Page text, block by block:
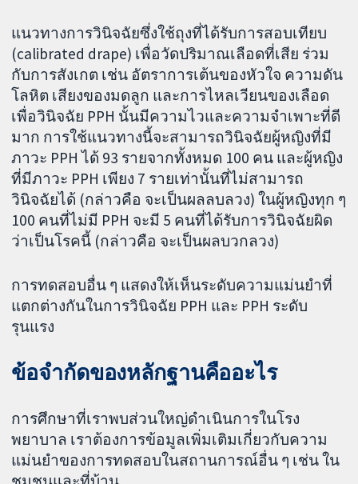
แนวทางการวินิจฉัยซึ่งใช้ถุงที่ได้รับการสอบเทียบ
(calibrated drape) เพื่อวัดปริมาณเลือดที่เสีย ร่วม
กับการสังเกต เช่น อัตราการเต้นของหัวใจ ความดัน
โลหิต เสียงของมดลูก และการไหลเวียนของเลือด
เพื่อวินิจฉัย PPH นั้นมีความไวและความจำเพาะที่ดี
มาก การใช้แนวทางนี้จะสามารถวินิจฉัยผู้หญิงที่มี
ภาวะ PPH ได้ 93 รายจากทั้งหมด 100 คน และผู้หญิง
ที่มีภาวะ PPH เพียง 7 รายเท่านั้นที่ไม่สามารถ
วินิจฉัยได้ (กล่าวคือ จะเป็นผลลบลวง) ในผู้หญิงทุก ๆ
100 คนที่ไม่มี PPH จะมี 5 คนที่ได้รับการวินิจฉัยผิด
ว่าเป็นโรคนี้ (กล่าวคือ จะเป็นผลบวกลวง)
การทดสอบอื่น ๆ แสดงให้เห็นระดับความแม่นยำที่
แตกต่างกันในการวินิจฉัย PPH และ PPH ระดับ
รุนแรง
ข้อจำกัดของหลักฐานคืออะไร
การศึกษาที่เราพบส่วนใหญ่ดำเนินการในโรง
พยาบาล เราต้องการข้อมูลเพิ่มเติมเกี่ยวกับความ
แม่นยำของการทดสอบในสถานการณ์อื่น ๆ เช่น ใน